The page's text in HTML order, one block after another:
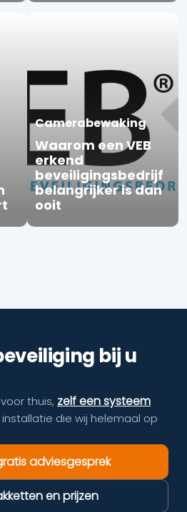
Camerabewaking
Waarom een VEB
erkend
beveiligingsbedrijf
belangrijker is dan
ooit
bij u
thuis, zelf een systeem
die wij helemaal op
adviesgesprek
en prijzen